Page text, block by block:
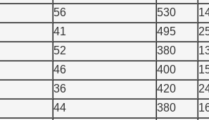
56 530
41 495
52 380
46 400
36 420
44 380